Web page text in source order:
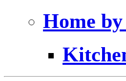
Home